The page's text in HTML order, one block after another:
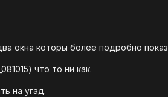
окна которы более подробно
что то ни как.
на угад.